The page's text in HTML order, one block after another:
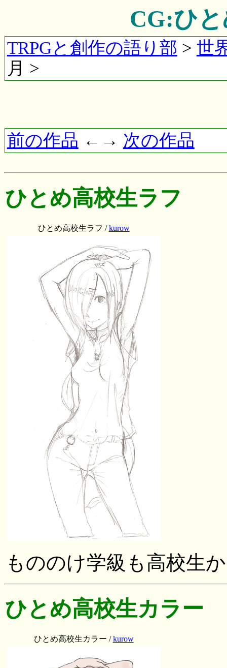
CG:ひ
TRPGと創作の語り部 > 世
月 >
前の作品 ←→ 次の作品
ひとめ高校生ラフ
ひとめ高校生ラフ /kurow
もののけ学級も高校生
ひとめ高校生カラー
ひとめ高校生カラー /kurow